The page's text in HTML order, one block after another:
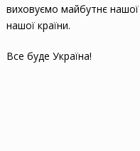
виховуємо майбутнє
нашої країни.
Все буде Україна!